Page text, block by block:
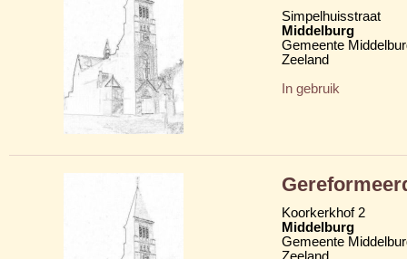
Simpelhuisstraat
Middelburg
Gemeente
Zeeland
In gebruik
Koorkerkhof 2
Middelburg
Gemeente
Zeeland